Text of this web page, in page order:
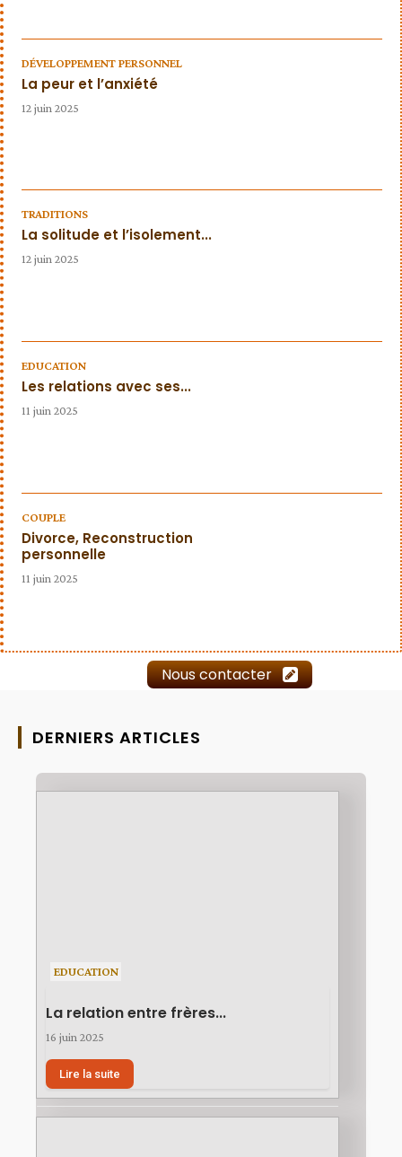
DÉVELOPPEMENT PERSONNEL
La peur et l’anxiété
12 juin 2025
TRADITIONS
La solitude et l’isolement...
12 juin 2025
EDUCATION
Les relations avec ses...
11 juin 2025
COUPLE
Divorce, Reconstruction
personnelle
11 juin 2025
Nous contacter
DERNIERS ARTICLES
EDUCATION
La relation entre frères...
16 juin 2025
Lire la suite